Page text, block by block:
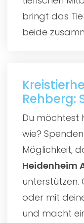
bringt das
beide
Rehberg:
Du möchtest
wie?
Möglichkeit,
Heidenheim
unterstützen.
oder mit
und macht